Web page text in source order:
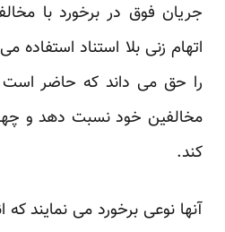
جریان فوق در برخورد با
اتهام زنی بلا استناد استفاده
را حق می داند که حاضر است
مخالفین خود نسبت دهد و
کند.
آنها نوعی برخورد می نمایند که